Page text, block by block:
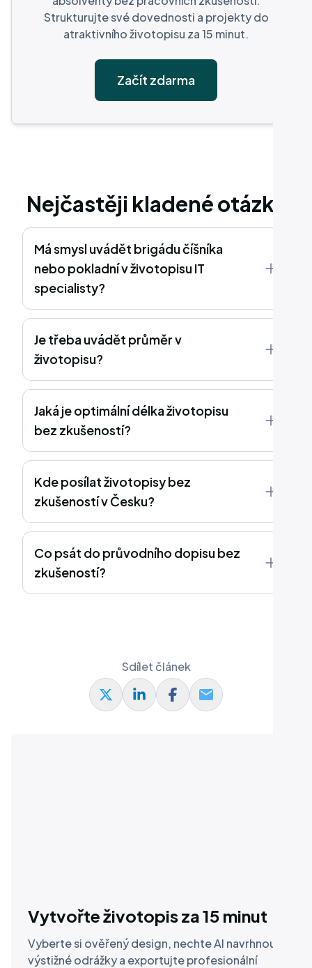
Strukturujte své dovednosti a projekty do
atraktivního životopisu za 15 minut.
Začít zdarma
Nejčastěji kladené otázky
Má smysl uvádět brigádu číšníka
nebo pokladní v životopisu IT
specialisty?
Je třeba uvádět průměr v
životopisu?
Jaká je optimální délka životopisu
bez zkušeností?
Kde posílat životopisy bez
zkušeností v Česku?
Co psát do průvodního dopisu bez
zkušeností?
Sdílet článek
Vytvořte životopis za 15 minut
Vyberte si ověřený design, nechte AI navrhnout
výstižné odrážky a exportujte profesionální